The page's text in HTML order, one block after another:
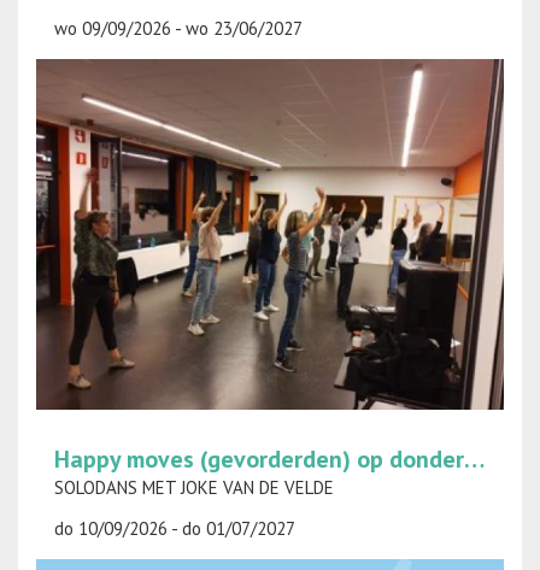
wo 09/09/2026 - wo 23/06/2027
Happy moves (gevorderden) op donderdag
SOLODANS MET JOKE VAN DE VELDE
do 10/09/2026 - do 01/07/2027